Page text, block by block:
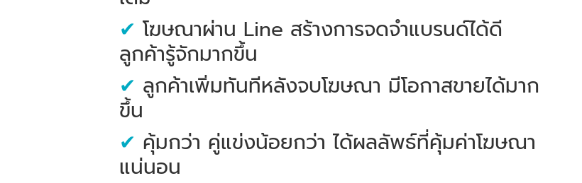
✔ โฆษณาผ่าน Line สร้างการจดจำแบรนด์ได้ดี
ลูกค้ารู้จักมากขึ้น
✔ ลูกค้าเพิ่มทันทีหลังจบโฆษณา มีโอกาสขายได้มาก
ขึ้น
✔ คุ้มกว่า คู่แข่งน้อยกว่า ได้ผลลัพธ์ที่คุ้มค่าโฆษณา
แน่นอน